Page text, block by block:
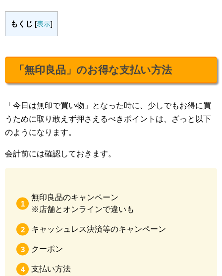
もくじ [表示]
「無印良品」のお得な支払い方法
「今日は無印で買い物」となった時に、少しでもお得に買
うために取り敢えず押さえるべきポイントは、ざっと以下
のようになります。
会計前には確認しておきます。
無印良品のキャンペーン
※店舗とオンラインで違いも
キャッシュレス決済等のキャンペーン
クーポン
支払い方法